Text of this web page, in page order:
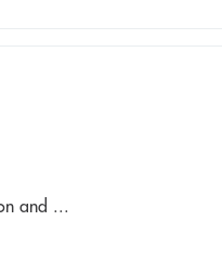
and ...